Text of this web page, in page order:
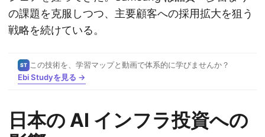
の課題を克服しつつ、主要顧客への採用拡大を狙う
戦略を続けている。
ST この技術を、学習マップと動画で体系的に学びませんか？
Ebi Studyを見る →
日本の AI インフラ投資への